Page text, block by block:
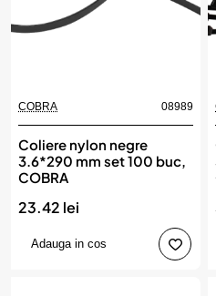
COBRA 08989
Coliere nylon negre
3.6*290 mm set 100 buc,
COBRA
23.42 lei
Adauga in cos